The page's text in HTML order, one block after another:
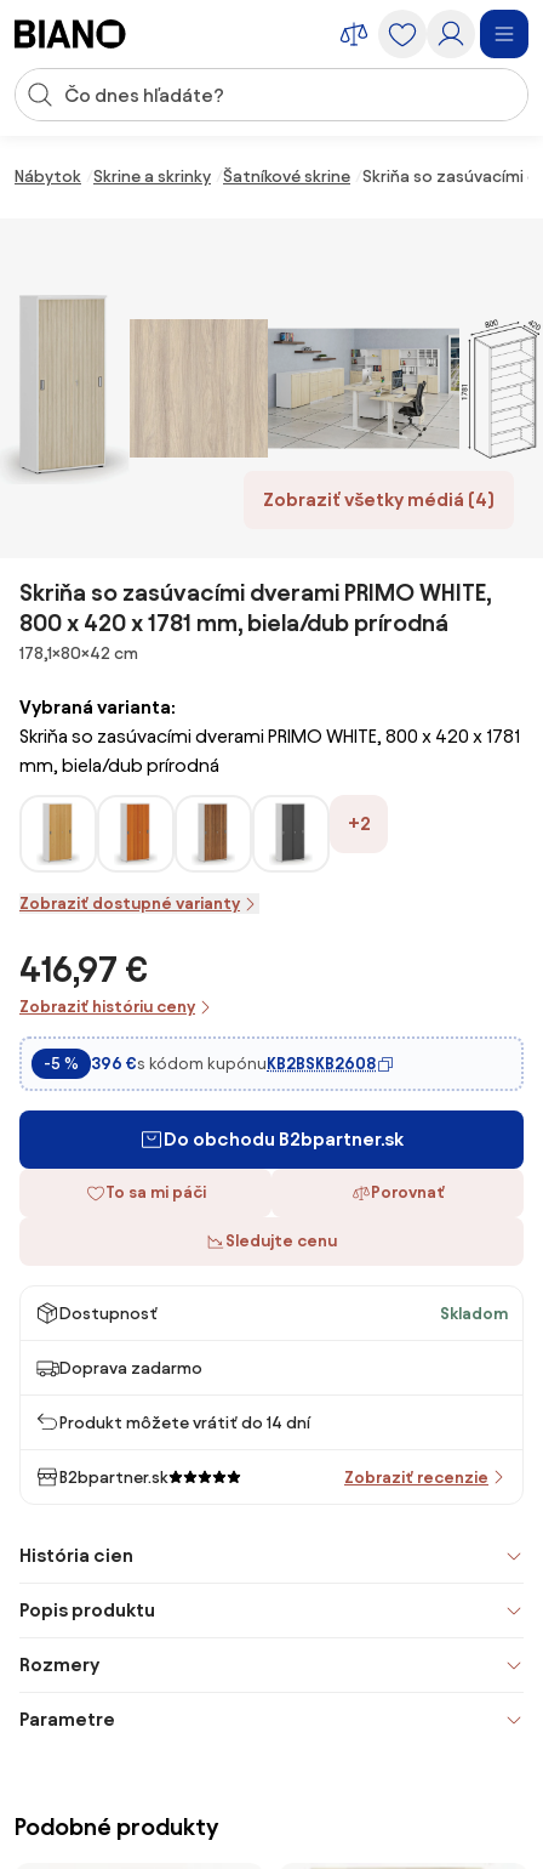
Vstup pre vyhľadávanie
Nábytok Skrine a skrinky Šatníkové skrine Skriňa so zasúvacími
Zobraziť všetky médiá (4)
Skriňa so zasúvacími dverami PRIMO WHITE,
800 x 420 x 1781 mm, biela/dub prírodná
Rozmery
178,1×80×42 cm
Vybraná varianta:
Skriňa so zasúvacími dverami PRIMO WHITE, 800 x 420 x 1781
mm, biela/dub prírodná
+2
Zobraziť dostupné varianty
416,97 €
Zobraziť históriu ceny
-5 % 396 €s kódom kupónuKB2BSKB2608
Do obchodu B2bpartner.sk
To sa mi páči Porovnať
Sledujte cenu
Dostupnosť Skladom
Doprava zadarmo
Produkt môžete vrátiť do 14 dní
B2bpartner.sk Zobraziť recenzie
História cien
Popis produktu
Rozmery
Parametre
Podobné produkty